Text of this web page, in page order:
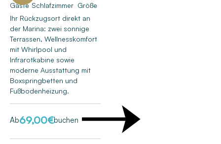
Gäste Schlafzimmer Größe
Ihr Rückzugsort direkt an
der Marina: zwei sonnige
Terrassen, Wellnesskomfort
mit Whirlpool und
Infrarotkabine sowie
moderne Ausstattung mit
Boxspringbetten und
Fußbodenheizung.
Ab69,00€buchen